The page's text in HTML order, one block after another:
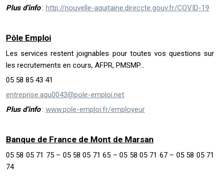
Plus d’info: http://nouvelle-aquitaine.direccte.gouv.fr/COVID-19
Pôle Emploi
Les services restent joignables pour toutes vos questions sur
les recrutements en cours, AFPR, PMSMP…
05 58 85 43 41
entreprise.aqu0043@pole-emploi.net
Plus d’info: www.pole-emploi.fr/employeur
Banque de France de Mont de Marsan
05 58 05 71 75 – 05 58 05 71 65 – 05 58 05 71 67 – 05 58 05 71
74